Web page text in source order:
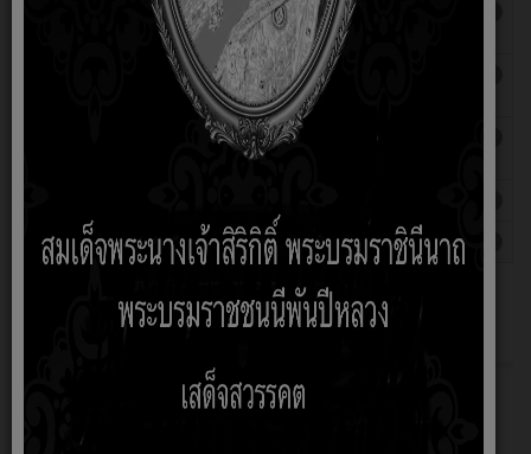
แผนและความก้าวหน้าในการดำเนินงานและ
การใช้งบประมาณประจำปี2568
เขียนโดย สุริส
รา ราชวัง
แผนพัฒนาท้องถิ่น (พ.ศ. 2566 - 2570) เพิ่มเติม
เขียนโดย
แผนการดำเนินงาน ประจำปีงบประมาณ พ.ศ.
เขียนโดย
แผนการดำเนินงานประจำปี พ.ศ.2565 ฮิต: 874
ข้อมูลพื้นฐาน
O1 โครงสร้าง หน้าที่และอำนาจ